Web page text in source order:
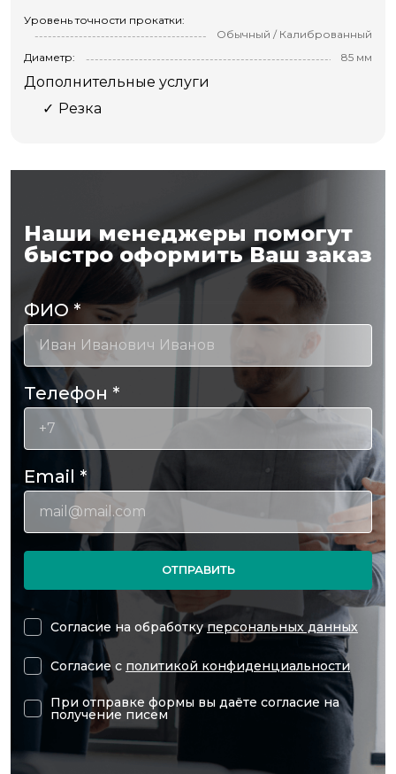
Уровень точности прокатки:
Обычный / Калиброванный
Диаметр:
85 мм
Дополнительные услуги
Резка
Наши менеджеры помогут
быстро оформить Ваш заказ
ФИО*
Телефон *
Email *
ОТПРАВИТЬ
Согласие на обработкуперсональных данных
Согласие с политикой конфиденциальности
При отправке формы вы даёте согласие на
получение писем